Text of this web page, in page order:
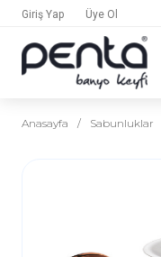
Giriş Yap Üye Ol
Anasayfa / Sabunluklar